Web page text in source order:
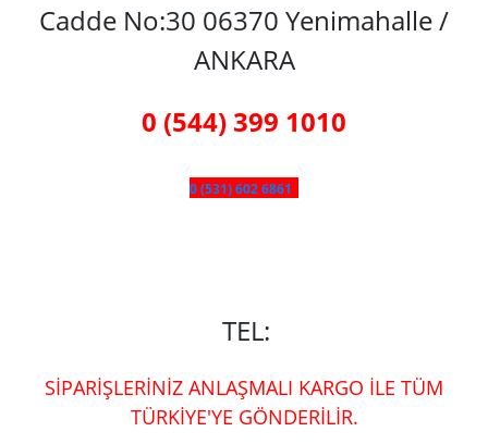
Cadde No:30 06370 Yenimahalle /
ANKARA
0 (544) 399 1010
0 (531) 602 6861
TEL:
SİPARİŞLERİNİZ ANLAŞMALI KARGO İLE TÜM
TÜRKİYE'YE GÖNDERİLİR.